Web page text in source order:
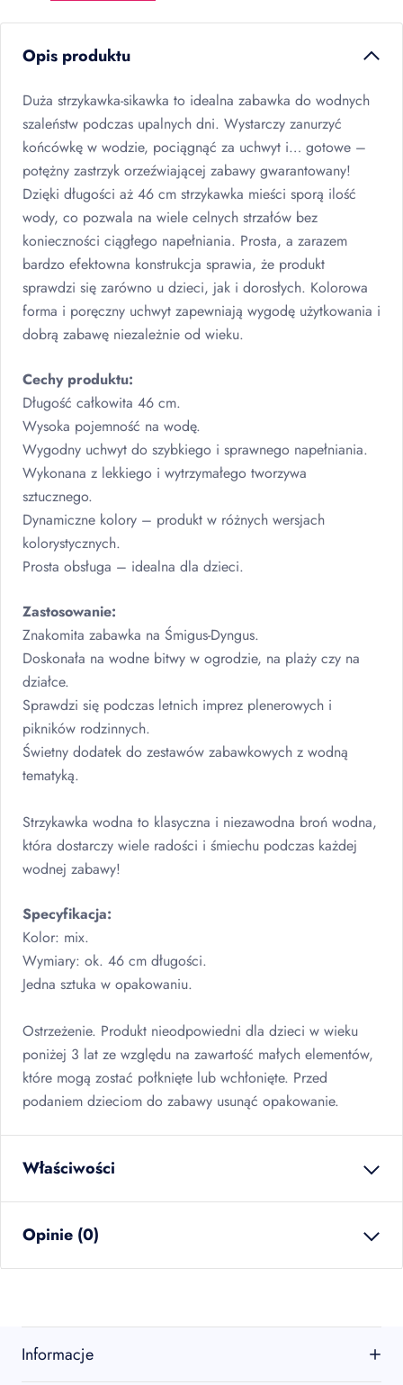
Opis produktu
Duża strzykawka-sikawka to idealna zabawka do wodnych
szaleństw podczas upalnych dni. Wystarczy zanurzyć
końcówkę w wodzie, pociągnąć za uchwyt i… gotowe –
potężny zastrzyk orzeźwiającej zabawy gwarantowany!
Dzięki długości aż 46 cm strzykawka mieści sporą ilość
wody, co pozwala na wiele celnych strzałów bez
konieczności ciągłego napełniania. Prosta, a zarazem
bardzo efektowna konstrukcja sprawia, że produkt
sprawdzi się zarówno u dzieci, jak i dorosłych. Kolorowa
forma i poręczny uchwyt zapewniają wygodę użytkowania i
dobrą zabawę niezależnie od wieku.
Cechy produktu:
Długość całkowita 46 cm.
Wysoka pojemność na wodę.
Wygodny uchwyt do szybkiego i sprawnego napełniania.
Wykonana z lekkiego i wytrzymałego tworzywa
sztucznego.
Dynamiczne kolory – produkt w różnych wersjach
kolorystycznych.
Prosta obsługa – idealna dla dzieci.
Zastosowanie:
Znakomita zabawka na Śmigus-Dyngus.
Doskonała na wodne bitwy w ogrodzie, na plaży czy na
działce.
Sprawdzi się podczas letnich imprez plenerowych i
pikników rodzinnych.
Świetny dodatek do zestawów zabawkowych z wodną
tematyką.
Strzykawka wodna to klasyczna i niezawodna broń wodna,
która dostarczy wiele radości i śmiechu podczas każdej
wodnej zabawy!
Specyfikacja:
Kolor: mix.
Wymiary: ok. 46 cm długości.
Jedna sztuka w opakowaniu.
Ostrzeżenie. Produkt nieodpowiedni dla dzieci w wieku
poniżej 3 lat ze względu na zawartość małych elementów,
które mogą zostać połknięte lub wchłonięte. Przed
podaniem dzieciom do zabawy usunąć opakowanie.
Właściwości
ilość w opakowaniu
zbiorczym
sztuk w kartonie
12szt
warstw na palecie
Opinie (0)
Bądź pierwszą osobą, która podzieli się opinią o tym
Informacje